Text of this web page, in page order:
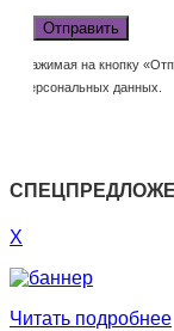
Нажимая на кнопку
персональных данных.
X
Читать подробнее